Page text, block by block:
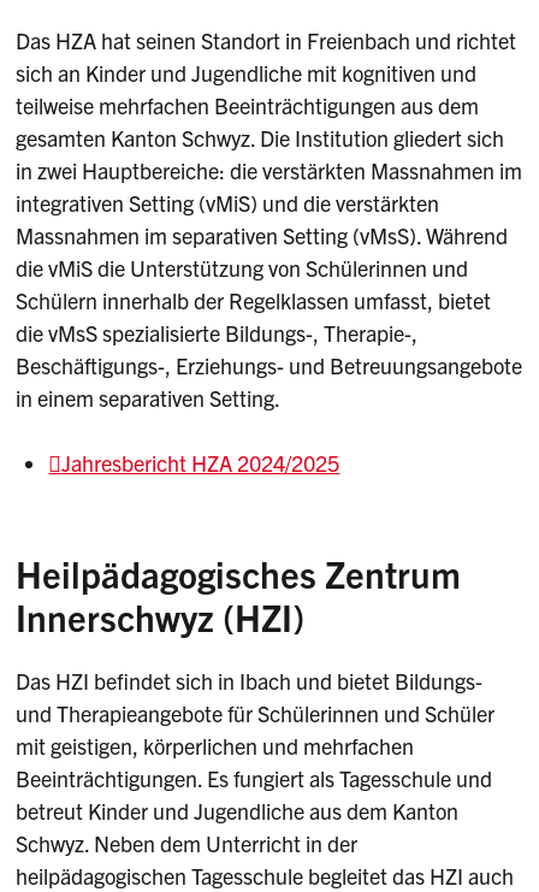
Das HZA hat seinen Standort in Freienbach und richtet
sich an Kinder und Jugendliche mit kognitiven und
teilweise mehrfachen Beeinträchtigungen aus dem
gesamten Kanton Schwyz. Die Institution gliedert sich
in zwei Hauptbereiche: die verstärkten Massnahmen im
integrativen Setting (vMiS) und die verstärkten
Massnahmen im separativen Setting (vMsS). Während
die vMiS die Unterstützung von Schülerinnen und
Schülern innerhalb der Regelklassen umfasst, bietet
die vMsS spezialisierte Bildungs-, Therapie-,
Beschäftigungs-, Erziehungs- und Betreuungsangebote
in einem separativen Setting.
Jahresbericht HZA 2024/2025
Heilpädagogisches Zentrum
Innerschwyz (HZI)
Das HZI befindet sich in Ibach und bietet Bildungs-
und Therapieangebote für Schülerinnen und Schüler
mit geistigen, körperlichen und mehrfachen
Beeinträchtigungen. Es fungiert als Tagesschule und
betreut Kinder und Jugendliche aus dem Kanton
Schwyz. Neben dem Unterricht in der
heilpädagogischen Tagesschule begleitet das HZI auch